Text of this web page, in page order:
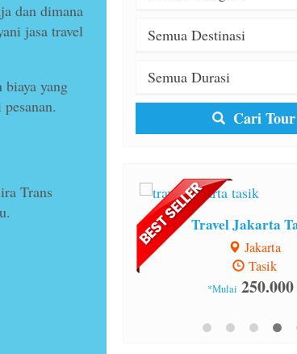
dan dimana
jasa travel
biaya yang
Trans
Cari Tour
Tasik Travel Bandung
Bandung
Jakarta
*Mulai 250.000